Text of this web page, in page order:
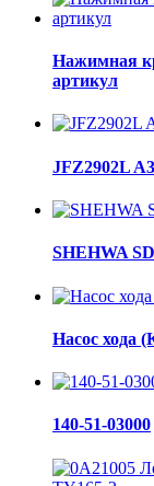
Нажимная
артикул
JFZ2902L
SHEHWA
Насос хода
140-51-03000